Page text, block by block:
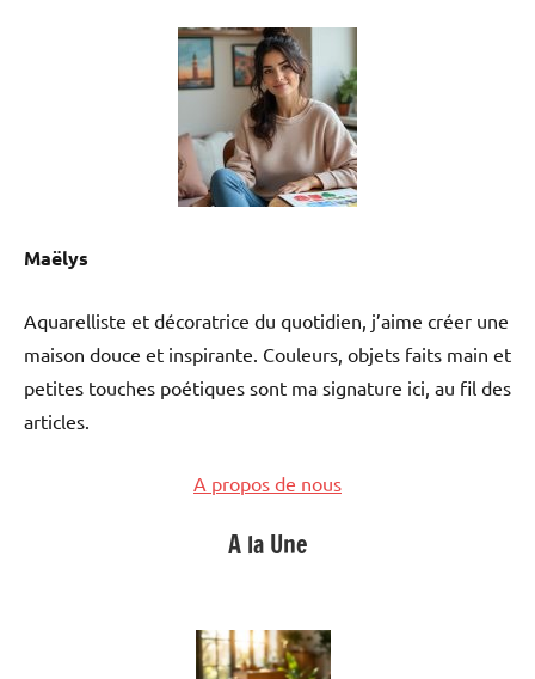
Maëlys
Aquarelliste et décoratrice du quotidien, j’aime créer une
maison douce et inspirante. Couleurs, objets faits main et
petites touches poétiques sont ma signature ici, au fil des
articles.
A propos de nous
A la Une